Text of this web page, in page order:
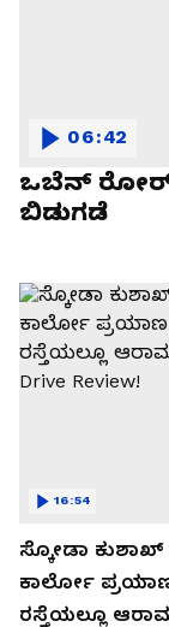
ಒಬೆನ್ ರೋರ್
ಬಿಡುಗಡೆ
06:42
ಸ್ಕೋಡಾ
ಕಾರ್ಲೋ
ರಸ್ತೆಯಲ್ಲೂ
16:54